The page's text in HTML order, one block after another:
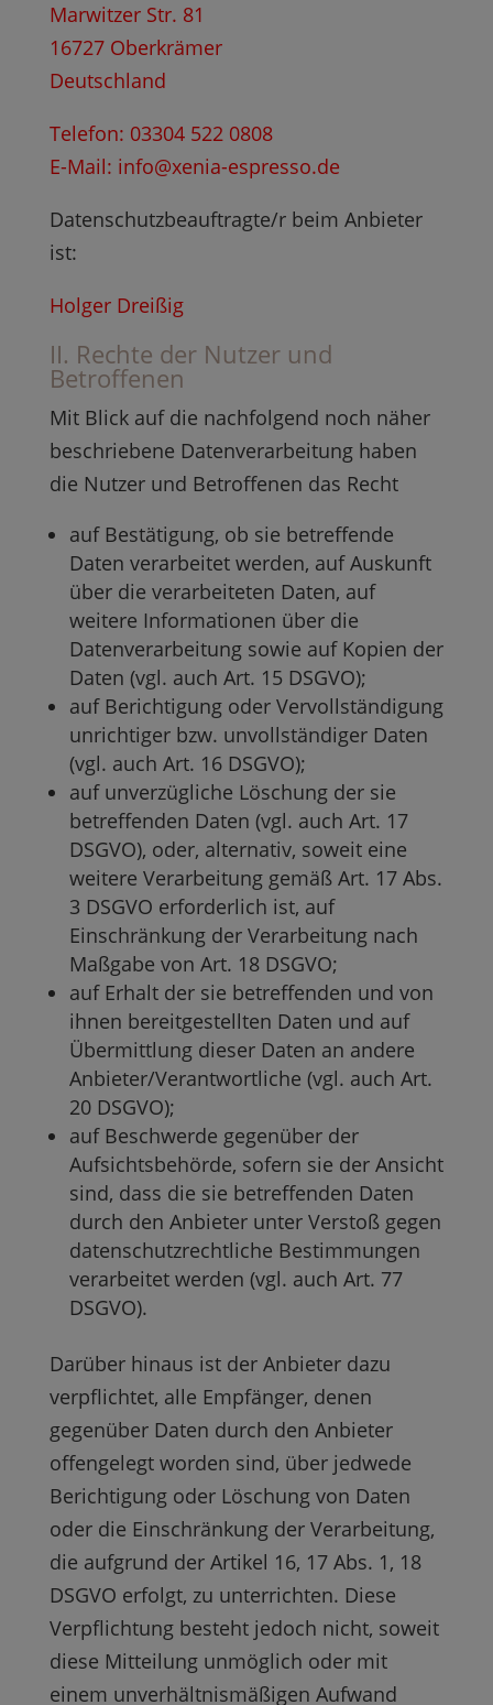
Marwitzer Str. 81
16727 Oberkrämer
Deutschland
Telefon: 03304 522 0808
E-Mail: info@xenia-espresso.de
Datenschutzbeauftragte/r beim Anbieter
ist:
Holger Dreißig
II. Rechte der Nutzer und
Betroffenen
Mit Blick auf die nachfolgend noch näher
beschriebene Datenverarbeitung haben
die Nutzer und Betroffenen das Recht
auf Bestätigung, ob sie betreffende
Daten verarbeitet werden, auf Auskunft
über die verarbeiteten Daten, auf
weitere Informationen über die
Datenverarbeitung sowie auf Kopien der
Daten (vgl. auch Art. 15 DSGVO);
auf Berichtigung oder Vervollständigung
unrichtiger bzw. unvollständiger Daten
(vgl. auch Art. 16 DSGVO);
auf unverzügliche Löschung der sie
betreffenden Daten (vgl. auch Art. 17
DSGVO), oder, alternativ, soweit eine
weitere Verarbeitung gemäß Art. 17 Abs.
3 DSGVO erforderlich ist, auf
Einschränkung der Verarbeitung nach
Maßgabe von Art. 18 DSGVO;
auf Erhalt der sie betreffenden und von
ihnen bereitgestellten Daten und auf
Übermittlung dieser Daten an andere
Anbieter/Verantwortliche (vgl. auch Art.
20 DSGVO);
auf Beschwerde gegenüber der
Aufsichtsbehörde, sofern sie der Ansicht
sind, dass die sie betreffenden Daten
durch den Anbieter unter Verstoß gegen
datenschutzrechtliche Bestimmungen
verarbeitet werden (vgl. auch Art. 77
DSGVO).
Darüber hinaus ist der Anbieter dazu
verpflichtet, alle Empfänger, denen
gegenüber Daten durch den Anbieter
offengelegt worden sind, über jedwede
Berichtigung oder Löschung von Daten
oder die Einschränkung der Verarbeitung,
die aufgrund der Artikel 16, 17 Abs. 1, 18
DSGVO erfolgt, zu unterrichten. Diese
Verpflichtung besteht jedoch nicht, soweit
diese Mitteilung unmöglich oder mit
einem unverhältnismäßigen Aufwand